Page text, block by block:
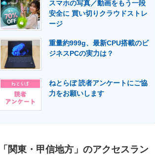
メディア 建設×テクノロジーの最前線
スマホの写真／動画をもう一段
安全に 買い切りクラウドストレ
ージ
重量約999g、最新CPU搭載のビ
ジネスPCの実力は？
ねとらぼ 読者アンケートにご協
力をお願いします
「関東・甲信地方」のアクセスラン